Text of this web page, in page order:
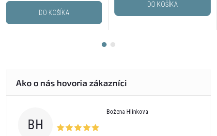
DO KOŠÍKA
DO KOŠÍKA
BH
Božena Hlinkova